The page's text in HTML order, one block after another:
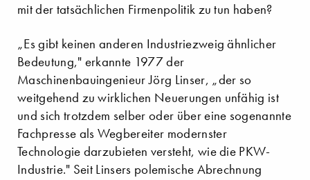
mit der tatsächlichen Firmenpolitik zu tun haben?
„Es gibt keinen anderen Industriezweig ähnlicher
Bedeutung," erkannte 1977 der
Maschinenbauingenieur Jörg Linser, „der so
weitgehend zu wirklichen Neuerungen unfähig ist
und sich trotzdem selber oder über eine sogenannte
Fachpresse als Wegbereiter modernster
Technologie darzubieten versteht, wie die PKW-
Industrie." Seit Linsers polemische Abrechnung